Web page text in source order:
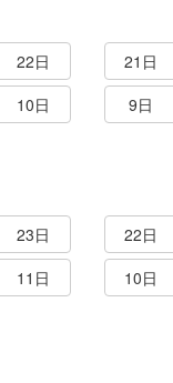
22日 21日
10日 9日
23日 22日
11日 10日